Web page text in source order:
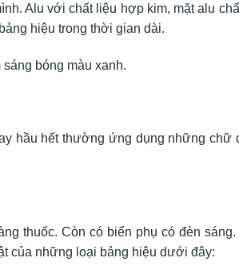
Alu với chất liệu hợp kim, mặt alu
hiệu trong thời gian dài.
bóng màu xanh.
hầu hết thường ứng dụng những chữ
thuốc. Còn có biển phụ có đèn
của những loại bảng hiệu dưới đây: